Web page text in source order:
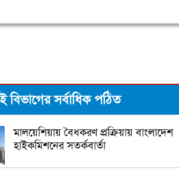
বিভাগের সর্বাধিক পঠিত
মালয়েশিয়ায় বৈধকরণ প্রক্রিয়ায় বাংলাদেশ
হাইকমিশনের সতর্কবার্তা